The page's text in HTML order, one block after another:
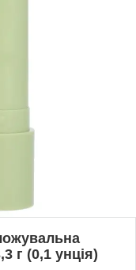
г (0,1 унція)